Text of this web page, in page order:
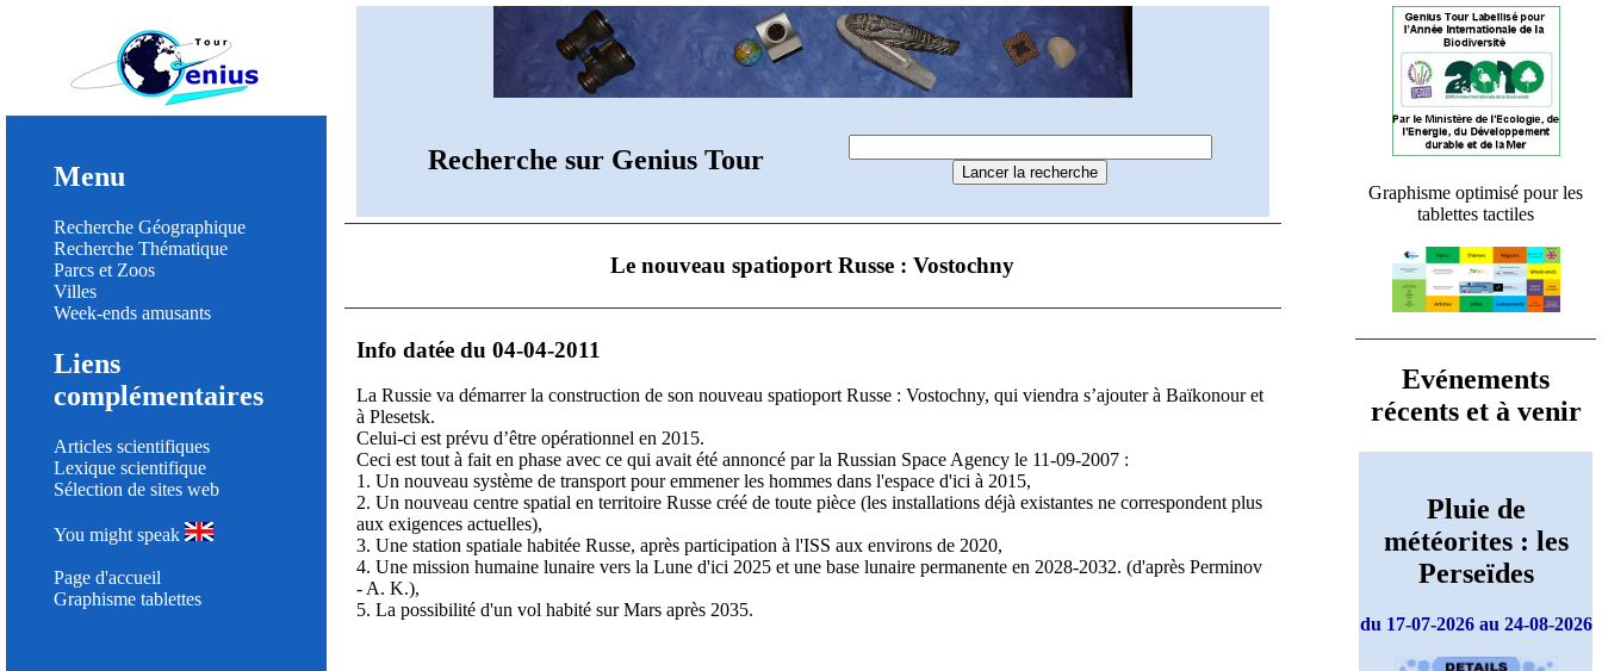
Menu
Recherche Géographique
Recherche Thématique
Parcs et Zoos
Villes
Week-ends amusants
Liens
complémentaires
Articles scientifiques
Lexique scientifique
Sélection de sites web
You might speak
Page d'accueil
Graphisme tablettes
Recherche sur Genius Tour
Le nouveau spatioport Russe : Vostochny
Info datée du 04-04-2011
La Russie va démarrer la construction de son nouveau spatioport Russe : Vostochny, qui viendra s’ajouter à Baïkonour et
à Plesetsk.
Celui-ci est prévu d’être opérationnel en 2015.
Ceci est tout à fait en phase avec ce qui avait été annoncé par la Russian Space Agency le 11-09-2007 :
1. Un nouveau système de transport pour emmener les hommes dans l'espace d'ici à 2015,
2. Un nouveau centre spatial en territoire Russe créé de toute pièce (les installations déjà existantes ne correspondent plus
aux exigences actuelles),
3. Une station spatiale habitée Russe, après participation à l'ISS aux environs de 2020,
4. Une mission humaine lunaire vers la Lune d'ici 2025 et une base lunaire permanente en 2028-2032. (d'après Perminov
- A. K.),
5. La possibilité d'un vol habité sur Mars après 2035.
Graphisme optimisé pour les
tablettes tactiles
Evénements
récents et à venir
Pluie de
météorites : les
Perseïdes
du 17-07-2026 au 24-08-2026